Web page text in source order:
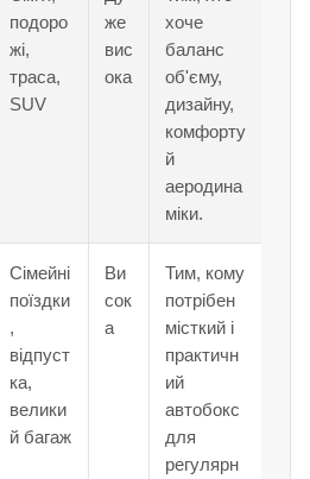
подоро
жі,
траса,
SUV
же
вис
ока
хоче
баланс
об'єму,
дизайну,
комфорту
й
аеродина
міки.
Сімейні
поїздки
,
відпуст
ка,
велики
й багаж
Ви
сок
а
Тим, кому
потрібен
місткий і
практичн
ий
автобокс
для
регулярн